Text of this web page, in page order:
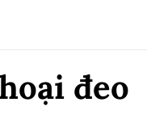
đeo